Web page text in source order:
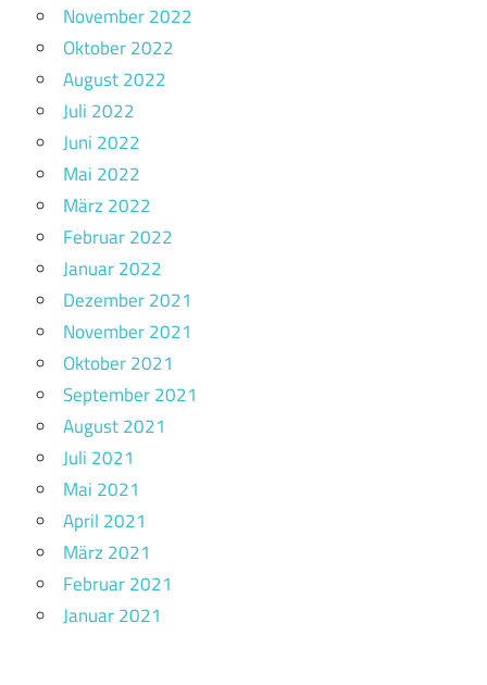
November 2022
Oktober 2022
August 2022
Juli 2022
Juni 2022
Mai 2022
März 2022
Februar 2022
Januar 2022
Dezember 2021
November 2021
Oktober 2021
September 2021
August 2021
Juli 2021
Mai 2021
April 2021
März 2021
Februar 2021
Januar 2021